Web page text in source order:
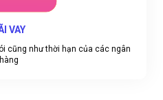
VAY
cũng như thời hạn của các ngân
hàng